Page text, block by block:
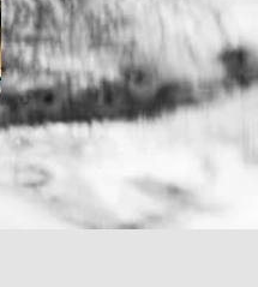
Начать с главного: гид по
программе Essential в ZEM
Wellness Clinic Altea, которая
изменит качество жизни за